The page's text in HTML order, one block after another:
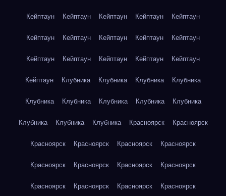
Кейптаун Кейптаун Кейптаун Кейптаун Кейптаун
Кейптаун Кейптаун Кейптаун Кейптаун Кейптаун
Кейптаун Кейптаун Кейптаун Кейптаун Кейптаун
Кейптаун Клубника Клубника Клубника Клубника
Клубника Клубника Клубника Клубника Клубника
Клубника Клубника Клубника Красноярск Красноярск
Красноярск Красноярск Красноярск Красноярск
Красноярск Красноярск Красноярск Красноярск
Красноярск Красноярск Красноярск Красноярск